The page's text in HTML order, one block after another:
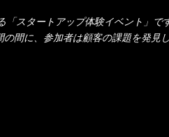
スタートアップ体験イベント」
間に、参加者は顧客の課題を発